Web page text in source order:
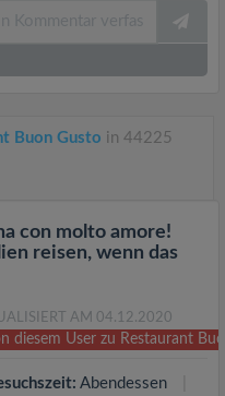
Buon Gusto in 44225
con molto amore!
reisen, wenn das
AM 04.12.2020
diesem User zu Restaurant
Abendessen